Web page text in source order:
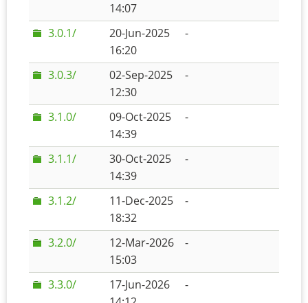
14:07
3.0.1/
20-Jun-2025
16:20
-
3.0.3/
02-Sep-2025
12:30
-
3.1.0/
09-Oct-2025
14:39
-
3.1.1/
30-Oct-2025
14:39
-
3.1.2/
11-Dec-2025
18:32
-
3.2.0/
12-Mar-2026
15:03
-
3.3.0/
17-Jun-2026
-